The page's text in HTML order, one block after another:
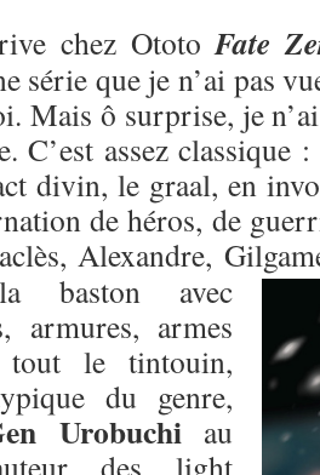
chez OtotoFate
série que je n’ai pas
Mais ô surprise, je
C’est assez classique
divin, le graal, en
de héros, de
Alexandre,
baston avec
armures, armes
tout le tintouin,
du genre,
Urobuchiau
des light